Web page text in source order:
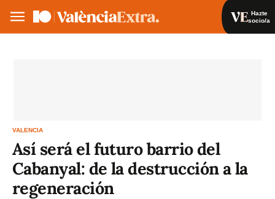
Hazte
socio/a
VALENCIA
Así será el futuro barrio del
Cabanyal: de la destrucción a la
regeneración